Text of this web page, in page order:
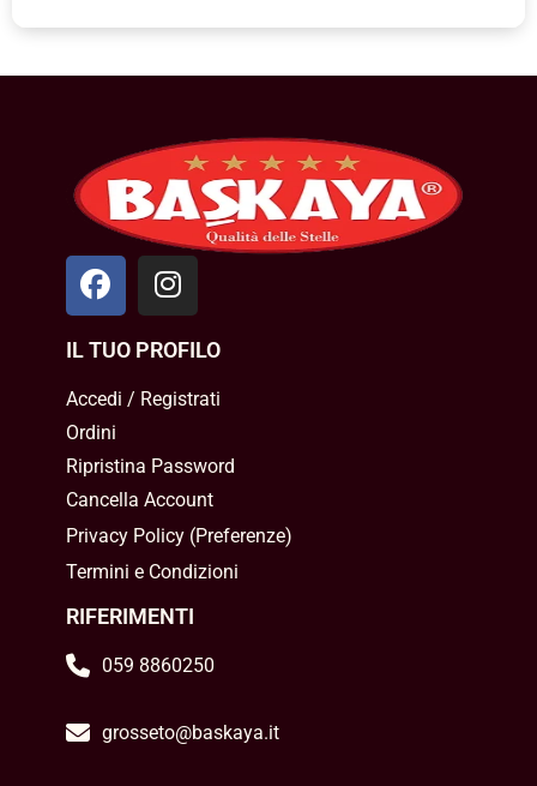
IL TUO PROFILO
Accedi / Registrati
Ordini
Ripristina Password
Cancella Account
Privacy Policy(Preferenze)
Termini e Condizioni
RIFERIMENTI
059 8860250
grosseto@baskaya.it